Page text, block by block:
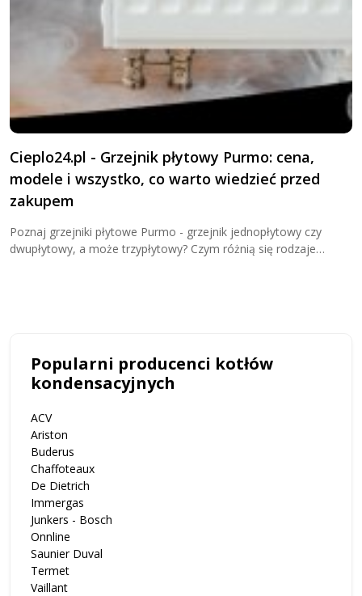
Cieplo24.pl - Grzejnik płytowy Purmo: cena,
modele i wszystko, co warto wiedzieć przed
zakupem
Poznaj grzejniki płytowe Purmo - grzejnik jednopłytowy czy
dwupłytowy, a może trzypłytowy? Czym różnią się rodzaje
Popularni producenci kotłów
kondensacyjnych
ACV
Ariston
Buderus
Chaffoteaux
De Dietrich
Immergas
Junkers - Bosch
Onnline
Saunier Duval
Termet
Vaillant